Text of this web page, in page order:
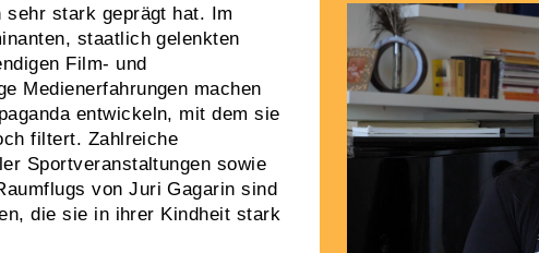
sehr stark geprägt hat. Im
staatlich gelenkten
Film- und
Medienerfahrungen machen
entwickeln, mit dem sie
filtert. Zahlreiche
Sportveranstaltungen sowie
von Juri Gagarin sind
die sie in ihrer Kindheit stark